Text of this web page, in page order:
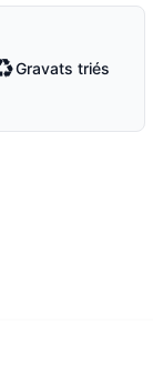
Gravats triés